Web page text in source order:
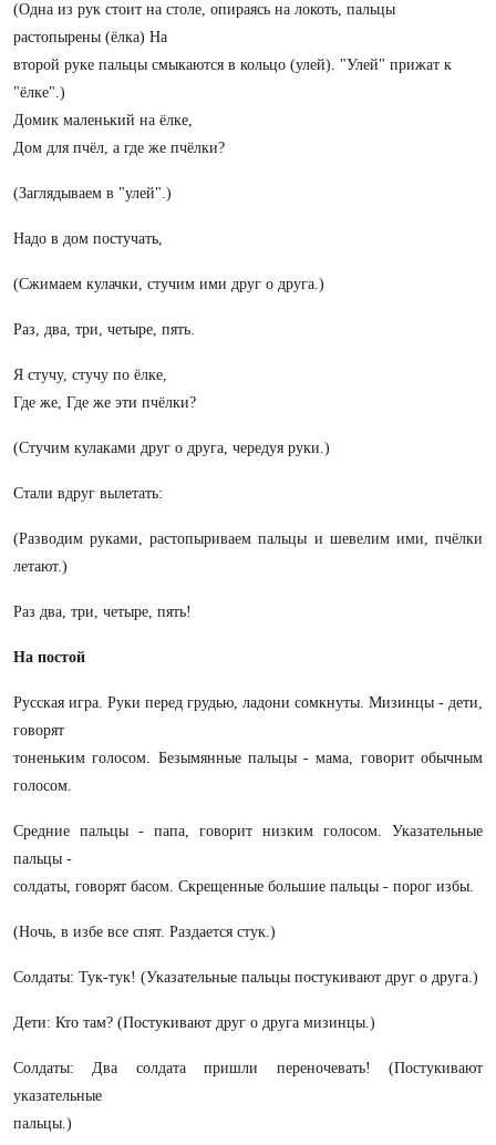
(Одна из рук стоит на столе, опираясь на локоть, пальцы
растопырены (ёлка) На
второй руке пальцы смыкаются в кольцо (улей). "Улей" прижат к
"ёлке".)
Домик маленький на ёлке,
Дом для пчёл, а где же пчёлки?
(Заглядываем в "улей".)
Надо в дом постучать,
(Сжимаем кулачки, стучим ими друг о друга.)
Раз, два, три, четыре, пять.
Я стучу, стучу по ёлке,
Где же, Где же эти пчёлки?
(Стучим кулаками друг о друга, чередуя руки.)
Стали вдруг вылетать:
(Разводим руками, растопыриваем пальцы и шевелим ими, пчёлки
летают.)
Раз два, три, четыре, пять!
На постой
Русская игра. Руки перед грудью, ладони сомкнуты. Мизинцы - дети,
говорят
тоненьким голосом. Безымянные пальцы - мама, говорит обычным
голосом.
Средние пальцы - папа, говорит низким голосом. Указательные
пальцы -
солдаты, говорят басом. Скрещенные большие пальцы - порог избы.
(Ночь, в избе все спят. Раздается стук.)
Солдаты: Тук-тук! (Указательные пальцы постукивают друг о друга.)
Дети: Кто там? (Постукивают друг о друга мизинцы.)
Солдаты: Два солдата пришли переночевать! (Постукивают
указательные
пальцы.)